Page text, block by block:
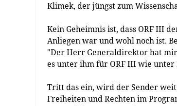
Klimek, der jüngst zum
Kein Geheimnis ist, dass ORF III
Anliegen war und wohl noch ist.
"Der Herr Generaldirektor hat mir
es unter ihm für ORF III wie
Tritt das ein, wird der Sender
Freiheiten und Rechten im